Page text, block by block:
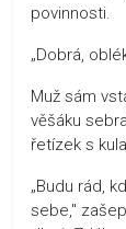
povinnosti.
„Dobrá,
Muž sám
věšáku
řetízek s
„Budu rád,
sebe,"